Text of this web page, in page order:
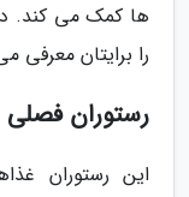
ها کمک می کند.
را برایتان معرفی
رستوران فصلی To Petrino
این رستوران